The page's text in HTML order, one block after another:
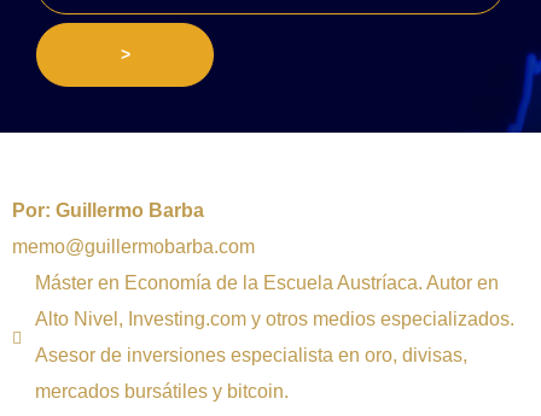
>
Por: Guillermo Barba
memo@guillermobarba.com
Máster en Economía de la Escuela Austríaca. Autor en
Alto Nivel, Investing.com y otros medios especializados.
Asesor de inversiones especialista en oro, divisas,
mercados bursátiles y bitcoin.